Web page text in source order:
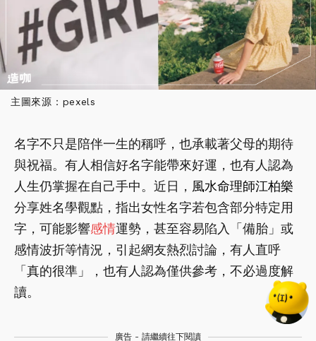
主圖來源：pexels
名字不只是陪伴一生的稱呼，也承載著父母的期待
與祝福。有人相信好名字能帶來好運，也有人認為
人生仍掌握在自己手中。近日， 風水命理師江柏樂
分享姓名學觀點，指出女性名字若包含部分特定用
字，可能影響感情運勢，甚至容易陷入「備胎」或
感情波折等情況，引起網友熱烈討論，有人直呼
「真的很準」，也有人認為僅供參考，不必過度解
讀。
廣告 - 請繼續往下閱讀